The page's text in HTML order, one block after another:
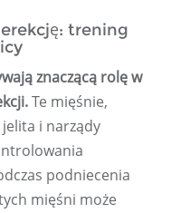
trening
znaczącą rolę w
Te mięśnie,
i narządy
podniecenia
mięśni może